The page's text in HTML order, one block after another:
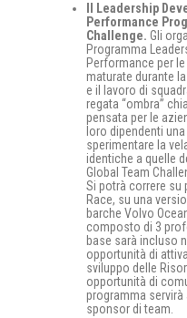
Il Leadership
Performance
Challenge. Gli
Programma
Performance per
maturate durante
e il lavoro di
regata “ombra”
pensata per le
loro dipendenti
sperimentare la
identiche a quelle
Global Team
Si potrà correre su
Race, su una
barche Volvo
composto di 3
base sarà incluso
opportunità di
sviluppo delle
opportunità di
programma servirà
sponsor di team.